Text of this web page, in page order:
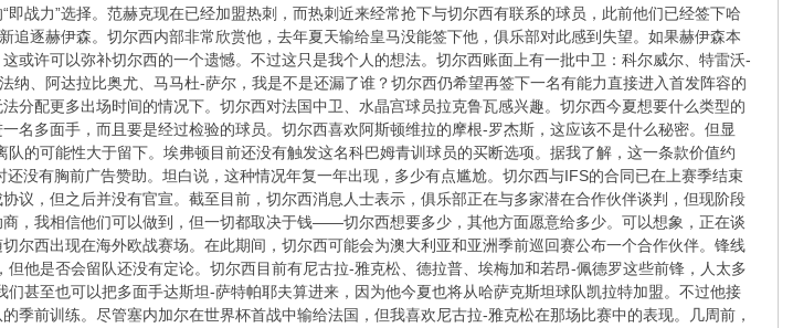
战力”选择。范赫克现在已经加盟热刺，而热刺近来经常抢下与切尔西有联系的球员，此前他们已经签下哈
逐赫伊森。切尔西内部非常欣赏他，去年夏天输给皇马没能签下他，俱乐部对此感到失望。如果赫伊森本
或许可以弥补切尔西的一个遗憾。不过这只是我个人的想法。切尔西账面上有一批中卫：科尔威尔、特雷沃-
、阿达拉比奥尤、马马杜-萨尔，我是不是还漏了谁？切尔西仍希望再签下一名有能力直接进入首发阵容的
分配更多出场时间的情况下。切尔西对法国中卫、水晶宫球员拉克鲁瓦感兴趣。切尔西今夏想要什么类型的
名多面手，而且要是经过检验的球员。切尔西喜欢阿斯顿维拉的摩根-罗杰斯，这应该不是什么秘密。但显
的可能性大于留下。埃弗顿目前还没有触发这名科巴姆青训球员的买断选项。据我了解，这一条款价值约
没有胸前广告赞助。坦白说，这种情况年复一年出现，多少有点尴尬。切尔西与IFS的合同已在上赛季结束
议，但之后并没有官宣。截至目前，切尔西消息人士表示，俱乐部正在与多家潜在合作伙伴谈判，但现阶段
，我相信他们可以做到，但一切都取决于钱——切尔西想要多少，其他方面愿意给多少。可以想象，正在谈
尔西出现在海外欧战赛场。在此期间，切尔西可能会为澳大利亚和亚洲季前巡回赛公布一个合作伙伴。锋线
他是否会留队还没有定论。切尔西目前有尼古拉-雅克松、德拉普、埃梅加和若昂-佩德罗这些前锋，人太多
甚至也可以把多面手达斯坦-萨特帕耶夫算进来，因为他今夏也将从哈萨克斯坦球队凯拉特加盟。不过他接
季前训练。尽管塞内加尔在世界杯首战中输给法国，但我喜欢尼古拉-雅克松在那场比赛中的表现。几周前，